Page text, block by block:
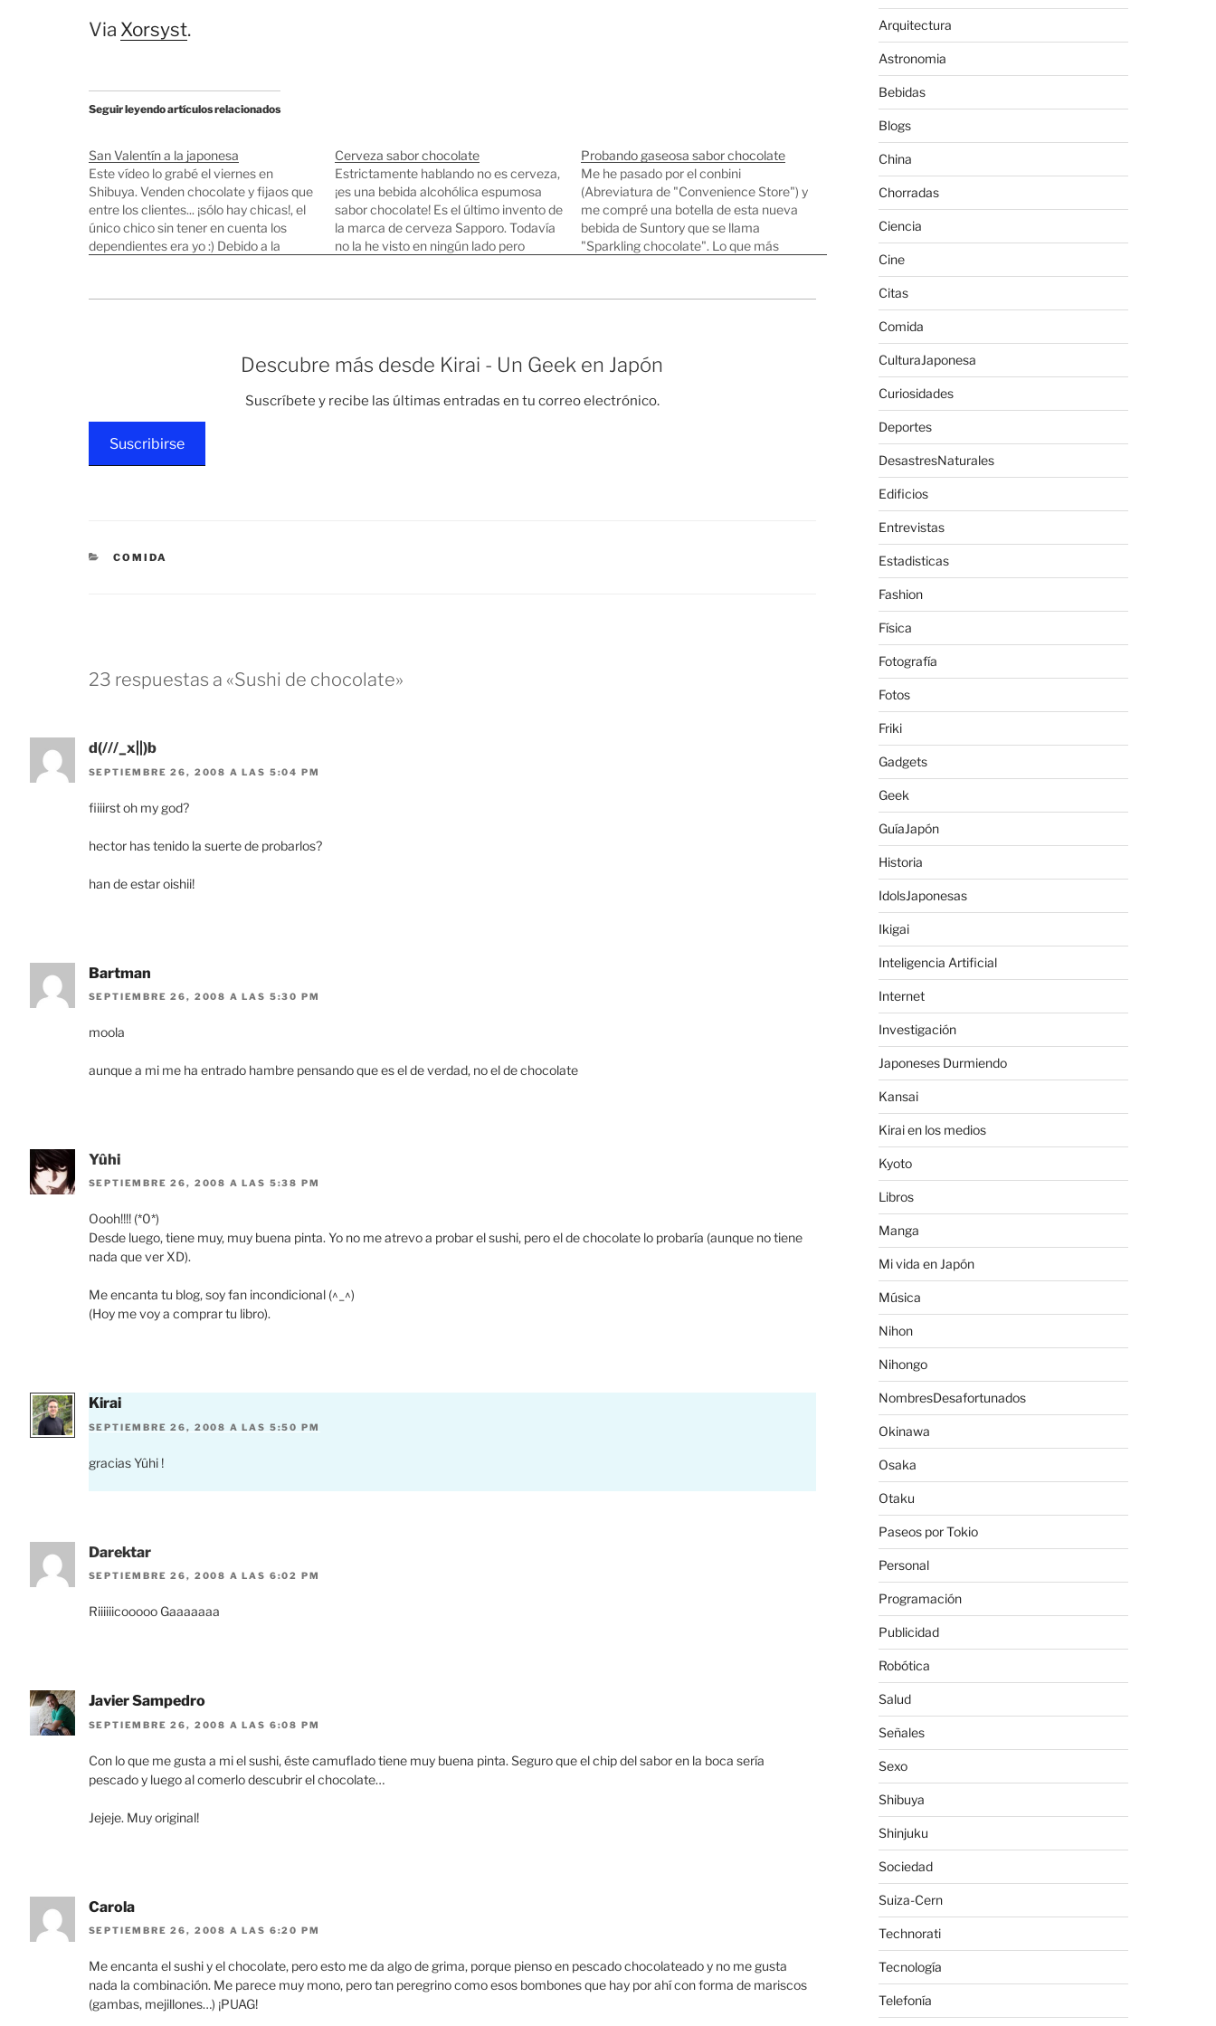
Via Xorsyst.
Seguir leyendo artículos relacionados
San Valentín a la japonesa
Este vídeo lo grabé el viernes en
Shibuya. Venden chocolate y fijaos que
entre los clientes... ¡sólo hay chicas!, el
único chico sin tener en cuenta los
dependientes era yo :) Debido a la
de San…
Cerveza sabor chocolate
Estrictamente hablando no es cerveza,
¡es una bebida alcohólica espumosa
sabor chocolate! Es el último invento de
la marca de cerveza Sapporo. Todavía
no la he visto en ningún lado pero
aunque no…
Probando gaseosa sabor chocolate
Me he pasado por el conbini
(Abreviatura de "Convenience Store") y
me compré una botella de esta nueva
bebida de Suntory que se llama
"Sparkling chocolate". Lo que más
pruebas... os dejo con mis impresiones
Descubre más desde Kirai - Un Geek en Japón
Suscríbete y recibe las últimas entradas en tu correo electrónico.
Suscribirse
CATEGORÍAS
COMIDA
23 respuestas a «Sushi de chocolate»
d(///_x||)b
SEPTIEMBRE 26, 2008 A LAS 5:04 PM
fiiiirst oh my god?
hector has tenido la suerte de probarlos?
han de estar oishii!
Bartman
SEPTIEMBRE 26, 2008 A LAS 5:30 PM
moola
aunque a mi me ha entrado hambre pensando que es el de verdad, no el de chocolate
Yûhi
SEPTIEMBRE 26, 2008 A LAS 5:38 PM
Oooh!!!! (*0*)
Desde luego, tiene muy, muy buena pinta. Yo no me atrevo a probar el sushi, pero el de chocolate lo probaría (aunque no tiene
nada que ver XD).
Me encanta tu blog, soy fan incondicional (^_^)
(Hoy me voy a comprar tu libro).
Kirai
SEPTIEMBRE 26, 2008 A LAS 5:50 PM
gracias Yûhi !
Darektar
SEPTIEMBRE 26, 2008 A LAS 6:02 PM
Riiiiiicooooo Gaaaaaaa
Javier Sampedro
SEPTIEMBRE 26, 2008 A LAS 6:08 PM
Con lo que me gusta a mi el sushi, éste camuflado tiene muy buena pinta. Seguro que el chip del sabor en la boca sería
pescado y luego al comerlo descubrir el chocolate…
Jejeje. Muy original!
Carola
SEPTIEMBRE 26, 2008 A LAS 6:20 PM
Me encanta el sushi y el chocolate, pero esto me da algo de grima, porque pienso en pescado chocolateado y no me gusta
nada la combinación. Me parece muy mono, pero tan peregrino como esos bombones que hay por ahí con forma de mariscos
(gambas, mejillones…) ¡PUAG!
Arquitectura
Astronomia
Bebidas
Blogs
China
Chorradas
Ciencia
Cine
Citas
Comida
CulturaJaponesa
Curiosidades
Deportes
DesastresNaturales
Edificios
Entrevistas
Estadisticas
Fashion
Física
Fotografía
Fotos
Friki
Gadgets
Geek
GuíaJapón
Historia
IdolsJaponesas
Ikigai
Inteligencia Artificial
Internet
Investigación
Japoneses Durmiendo
Kansai
Kirai en los medios
Kyoto
Libros
Manga
Mi vida en Japón
Música
Nihon
Nihongo
NombresDesafortunados
Okinawa
Osaka
Otaku
Paseos por Tokio
Personal
Programación
Publicidad
Robótica
Salud
Señales
Sexo
Shibuya
Shinjuku
Sociedad
Suiza-Cern
Technorati
Tecnología
Telefonía